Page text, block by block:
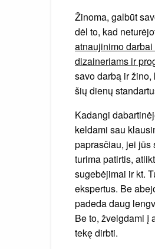
Žinoma, galbūt
dėl to, kad
atnaujinimo
dizaineriams ir
savo darbą ir
šių dienų
Kadangi
keldami sau
paprasčiau, jei jūs
turima patirtis,
sugebėjimai ir kt.
ekspertus. Be
padeda daug
Be to, žvelgdami į
tekę dirbti.